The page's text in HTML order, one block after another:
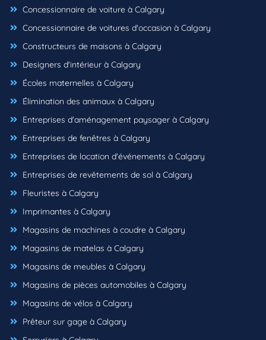
Concessionnaire de voiture à Calgary
Concessionnaire de voitures d'occasion à Calgary
Constructeurs de maisons à Calgary
Designers d'intérieur à Calgary
Écoles maternelles à Calgary
Élimination des animaux à Calgary
Entreprises d'aménagement paysager à Calgary
Entreprises de fenêtres à Calgary
Entreprises de location d'événements à Calgary
Entreprises de revêtements de sol à Calgary
Fleuristes à Calgary
Imprimantes à Calgary
Magasins de machines à coudre à Calgary
Magasins de matelas à Calgary
Magasins de meubles à Calgary
Magasins de pièces automobiles à Calgary
Magasins de vélos à Calgary
Prêteur sur gage à Calgary